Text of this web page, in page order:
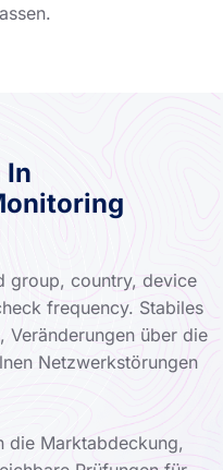
In
group, country, device
frequency. Stabiles
Veränderungen über die
Netzwerkstörungen
die Marktabdeckung,